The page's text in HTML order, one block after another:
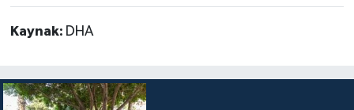
Kaynak: DHA